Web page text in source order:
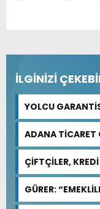
İLGİNİZİ
YOLCU
ÇIKARMA VAR
ADANA TİCARET
BEKLENİYOR
ÇİFTÇİLER,
GÜRER:
YAPILMALI”